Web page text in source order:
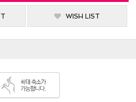
WISH LIST